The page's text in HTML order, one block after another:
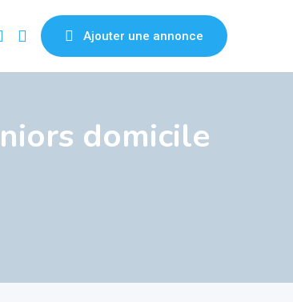
Ajouter une annonce
domicile